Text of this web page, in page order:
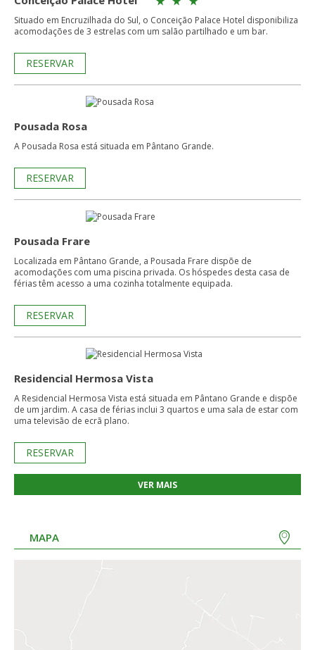
Situado em Encruzilhada do Sul, o Conceição Palace Hotel disponibiliza
acomodações de 3 estrelas com um salão partilhado e um bar.
RESERVAR
Pousada Rosa
A Pousada Rosa está situada em Pântano Grande.
RESERVAR
Pousada Frare
Localizada em Pântano Grande, a Pousada Frare dispõe de
acomodações com uma piscina privada. Os hóspedes desta casa de
férias têm acesso a uma cozinha totalmente equipada.
RESERVAR
Residencial Hermosa Vista
A Residencial Hermosa Vista está situada em Pântano Grande e dispõe
de um jardim. A casa de férias inclui 3 quartos e uma sala de estar com
uma televisão de ecrã plano.
RESERVAR
VER MAIS
MAPA